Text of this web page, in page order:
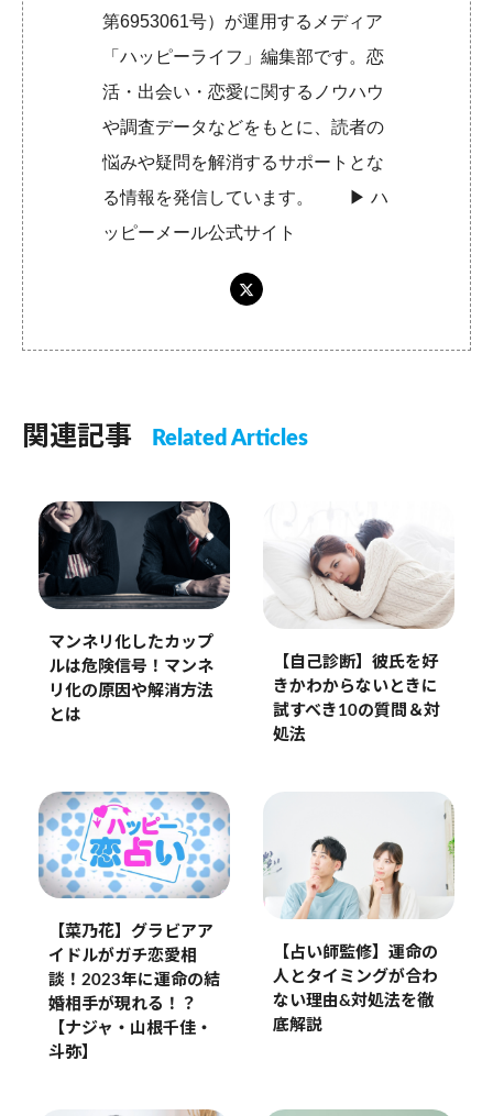
第6953061号）が運用するメディア
「ハッピーライフ」編集部です。恋
活・出会い・恋愛に関するノウハウ
や調査データなどをもとに、読者の
悩みや疑問を解消するサポートとな
る情報を発信しています。 ▶︎ハ
ッピーメール公式サイト
関連記事 Related Articles
マンネリ化したカップ
ルは危険信号！マンネ
リ化の原因や解消方法
とは
【自己診断】彼氏を好
きかわからないときに
試すべき10の質問＆対
処法
【菜乃花】グラビアア
イドルがガチ恋愛相
談！2023年に運命の結
婚相手が現れる！？
【ナジャ・山根千佳・
斗弥】
【占い師監修】運命の
人とタイミングが合わ
ない理由&対処法を徹
底解説